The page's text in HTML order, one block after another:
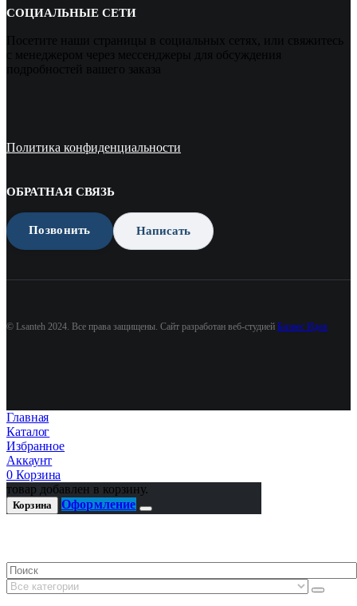
СОЦИАЛЬНЫЕ СЕТИ
Посетите наши страницы в социальных сетях, или свяжитесь
с менеджером через мессенджеры для обсуждения
подробностей вашего заказа
Политика конфиденциальности
ОБРАТНАЯ СВЯЗЬ
Позвонить Написать
© Lsanteh 2024. Все права защищены. Сайт разработан веб-студией Бизнес Идея
Главная
Каталог
Избранное
Аккаунт
0 Корзина
товар добавлен в корзину.
Корзина Оформление